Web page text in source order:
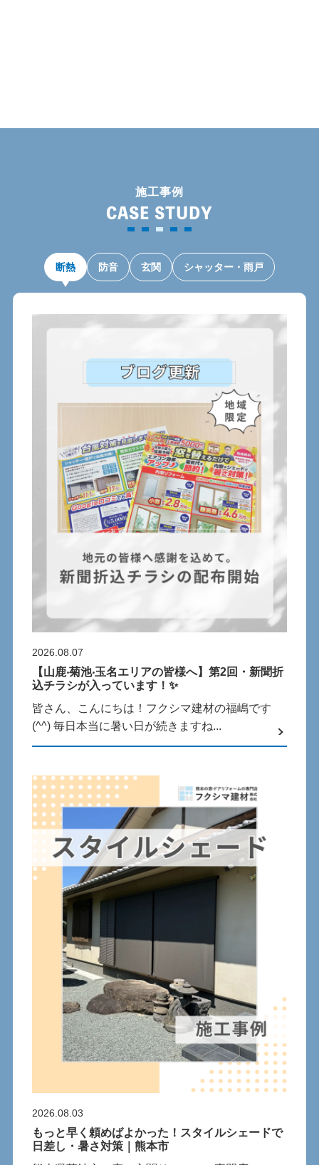
施工事例
CASE STUDY
断熱 防音 玄関 シャッター・雨戸
2026.08.07
【⼭⿅‧菊池‧⽟名エリアの皆様へ】第2回・新聞折
込チラシが⼊っています！✨
皆さん、こんにちは！フクシマ建材の福嶋です
(^^) 毎⽇本当に暑い⽇が続きますね...
2026.08.03
もっと早く頼めばよかった！スタイルシェードで
日差し・暑さ対策｜熊本市